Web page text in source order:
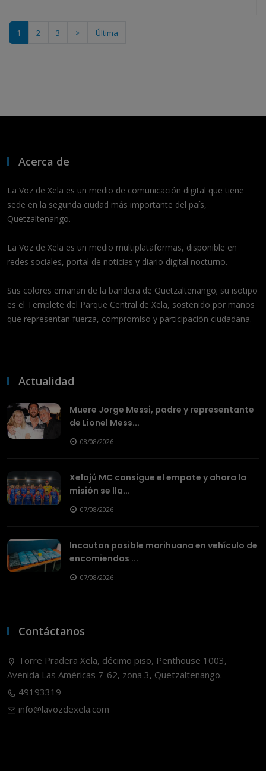
1 2 3 > Última
Acerca de
La Voz de Xela es un medio de comunicación digital que tiene
sede en la segunda ciudad más importante del país,
Quetzaltenango.
La Voz de Xela es un medio multiplataformas, disponible en
redes sociales, portal de noticias y diario digital nocturno.
Sus colores emanan de la bandera de Quetzaltenango; su isotipo
es el Templete del Parque Central de Xela, sostenido por manos
que representan fuerza, compromiso y participación ciudadana.
Actualidad
Muere Jorge Messi, padre y representante
de Lionel Mess...
08/08/2026
Xelajú MC consigue el empate y ahora la
misión se lla...
07/08/2026
Incautan posible marihuana en vehículo de
encomiendas ...
07/08/2026
Contáctanos
Torre Pradera Xela, décimo piso, Penthouse 1003,
Avenida Las Américas 7-62, zona 3, Quetzaltenango.
49193319
info@lavozdexela.com